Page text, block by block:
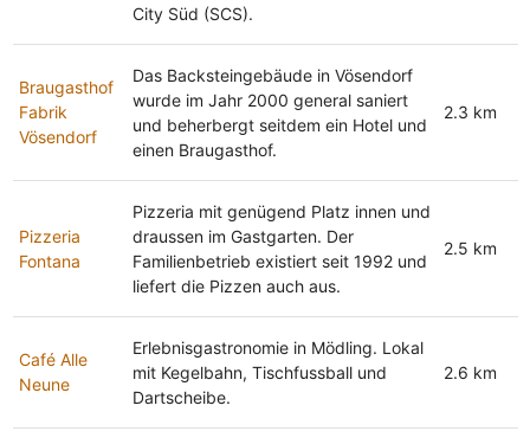
City Süd (SCS).
Braugasthof
Fabrik
Vösendorf
Das Backsteingebäude in Vösendorf
wurde im Jahr 2000 general saniert
und beherbergt seitdem ein Hotel und
einen Braugasthof.
2.3 km
Pizzeria
Fontana
Pizzeria mit genügend Platz innen und
draussen im Gastgarten. Der
Familienbetrieb existiert seit 1992 und
liefert die Pizzen auch aus.
2.5 km
Café Alle
Neune
Erlebnisgastronomie in Mödling. Lokal
mit Kegelbahn, Tischfussball und
Dartscheibe.
2.6 km